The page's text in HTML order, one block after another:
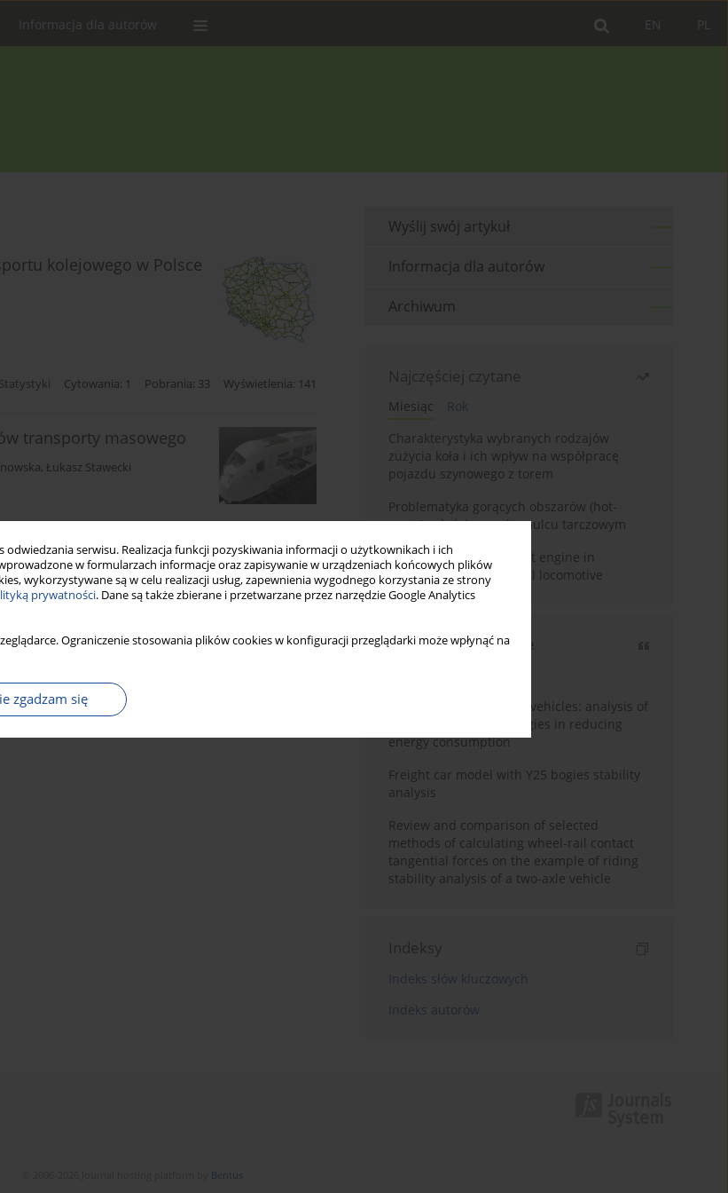
serwisu. Realizacja funkcji pozyskiwania informacji o użytkownikach i ich
w formularzach informacje oraz zapisywanie w urządzeniach końcowych plików
wykorzystywane są w celu realizacji usług, zapewnienia wygodnego korzystania ze strony
prywatności. Dane są także zbierane i przetwarzane przez narzędzie Google Analytics
Ograniczenie stosowania plików cookies w konfiguracji przeglądarki może wpłynąć na
zgadzam się
PL
EN
Informacja dla autorów
kolejowego w Polsce
Statystyki Cytowania: 1 Pobrania: 33 Wyświetlenia: 141
transporty masowego
, Łukasz Stawecki
Wyślij swój artykuł
Informacja dla autorów
Archiwum
Najczęściej czytane
Miesiąc
Rok
Charakterystyka wybranych rodzajów
zużycia koła i ich wpływ na współpracę
pojazdu szynowego z torem
Problematyka gorących obszarów (hot-
spots) w kolejowym hamulcu tarczowym
Use of Stage V compliant engine in
modernized SM42 diesel locomotive
Najczęściej cytowane
Energy efficiency in rail vehicles: analysis of
contemporary technologies in reducing
energy consumption
Freight car model with Y25 bogies stability
analysis
Review and comparison of selected
methods of calculating wheel-rail contact
tangential forces on the example of riding
stability analysis of a two-axle vehicle
Indeksy
Indeks słów kluczowych
Indeks autorów
Bentus